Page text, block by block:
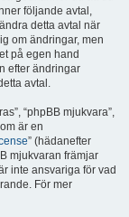
följande avtal,
detta avtal när
om ändringar, men
på egen hand
efter ändringar
avtal.
“phpBB mjukvara”,
är en
” (hädanefter
mjukvaran främjar
inte ansvariga för vad
För mer